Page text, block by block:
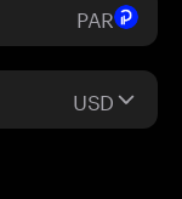
PAR
USD